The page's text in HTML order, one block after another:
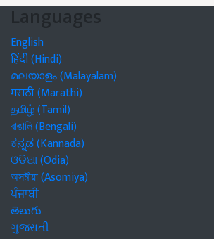
Languages
English
हिंदी (Hindi)
മലയാളം (Malayalam)
मराठी (Marathi)
தமிழ் (Tamil)
বাঙালি (Bengali)
ಕನ್ನಡ (Kannada)
ଓଡିଆ (Odia)
অসমীয়া (Asomiya)
ਪੰਜਾਬੀ
తెలుగు
ગુજરાતી